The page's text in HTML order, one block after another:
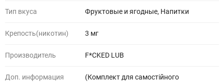
Тип вкуса Фруктовые и ягодные, Напитки
Крепость(никотин) 3 мг
Производитель F*CKED LUB
Доп. информация
(Комплект для самостійного